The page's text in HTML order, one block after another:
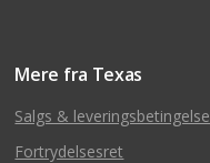
Mere fra Texas
Salgs & leveringsbetingelse
Fortrydelsesret